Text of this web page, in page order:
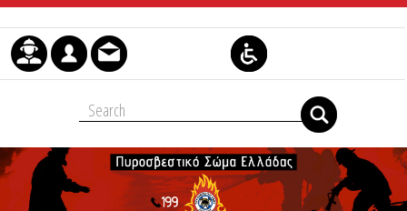
Skip to Content